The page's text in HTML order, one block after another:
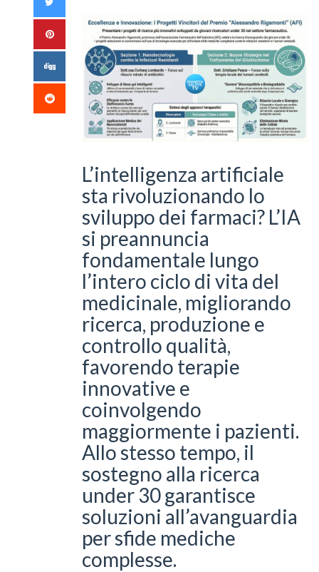
L’intelligenza artificiale
sta rivoluzionando lo
sviluppo dei farmaci? L’IA
si preannuncia
fondamentale lungo
l’intero ciclo di vita del
medicinale, migliorando
ricerca, produzione e
controllo qualità,
favorendo terapie
innovative e
coinvolgendo
maggiormente i pazienti.
Allo stesso tempo, il
sostegno alla ricerca
under 30 garantisce
soluzioni all’avanguardia
per sfide mediche
complesse.